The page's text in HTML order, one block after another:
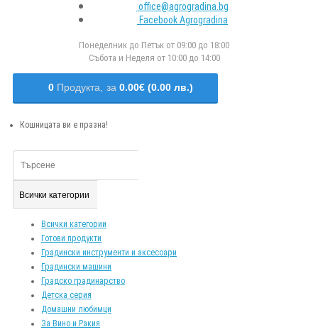
office@agrogradina.bg
Facebook Agrogradina
Понеделник до Петък от 09:00 до 18:00
Събота и Неделя от 10:00 до 14:00
0 Продукта, за 0.00€ (0.00 лв.)
Кошницата ви е празна!
Всички категории
Всички категории
Готови продукти
Градински инструменти и аксесоари
Градински машини
Градско градинарство
Детска серия
Домашни любимци
За Вино и Ракия